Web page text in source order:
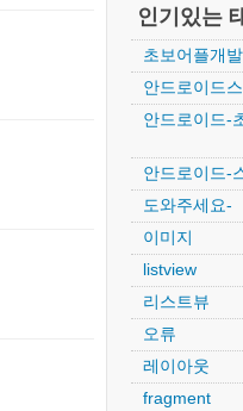
인기있는
초보어플개발
안드로이드
안드로이드-
안드로이드-
도와주세요-
이미지
listview
리스트뷰
오류
레이아웃
fragment